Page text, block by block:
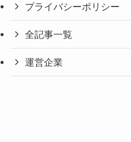
プライバシーポリシー
全記事一覧
運営企業